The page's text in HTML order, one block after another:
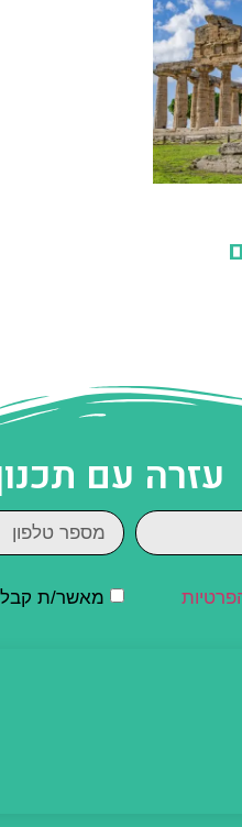
עזרה עם
מאשר/ת קבלת